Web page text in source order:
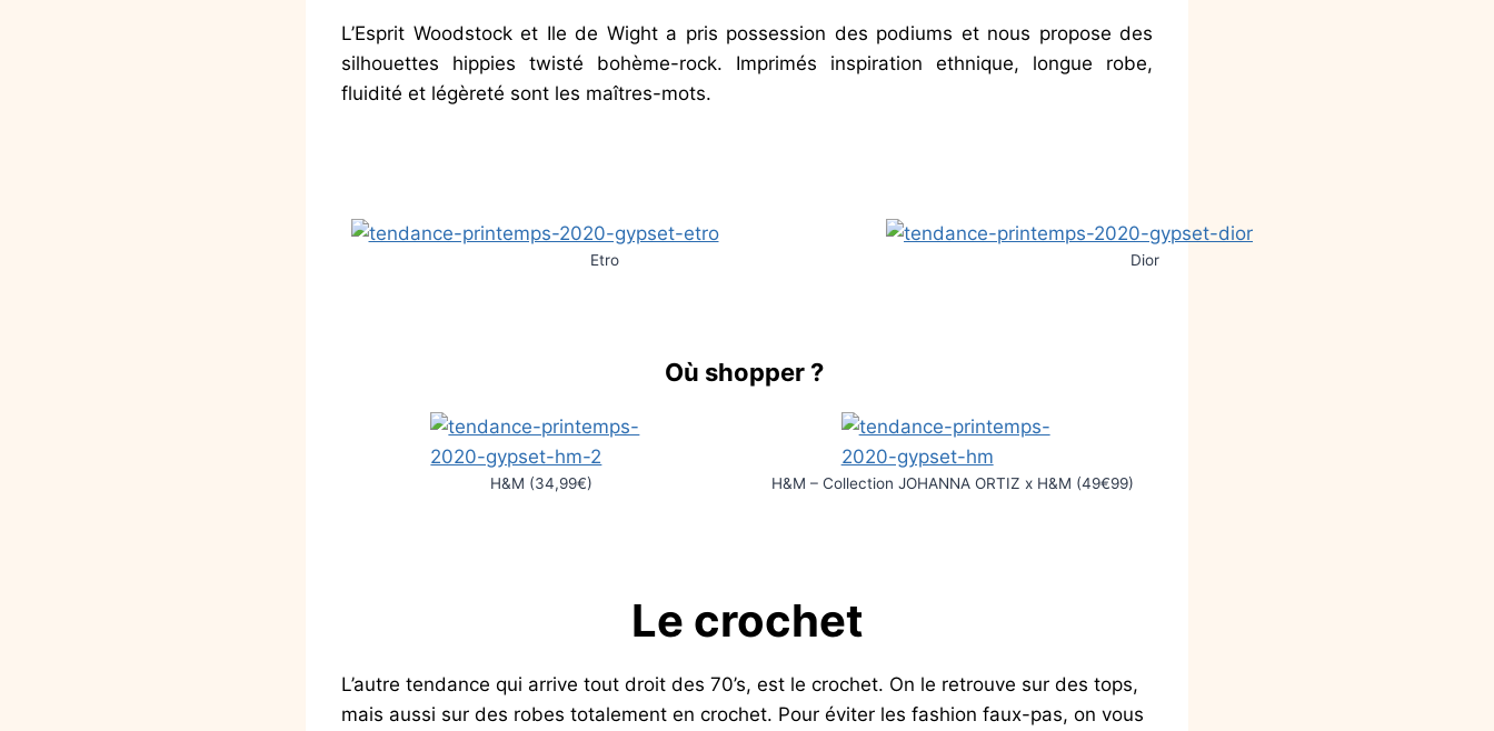
L’Esprit Woodstock et Ile de Wight a pris possession des podiums et nous propose des
silhouettes hippies twisté bohème-rock. Imprimés inspiration ethnique, longue robe,
fluidité et légèreté sont les maîtres-mots.
Etro Dior
Où shopper ?
H&M (34,99€) H&M – Collection JOHANNA ORTIZ x H&M (49€99)
Le crochet
L’autre tendance qui arrive tout droit des 70’s, est le crochet. On le retrouve sur des tops,
mais aussi sur des robes totalement en crochet. Pour éviter les fashion faux-pas, on vous